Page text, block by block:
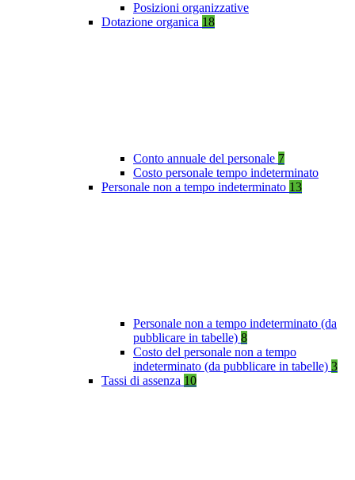
Posizioni organizzative
Dotazione organica 18
Conto annuale del personale 7
Costo personale tempo indeterminato
Personale non a tempo indeterminato 13
Personale non a tempo indeterminato (da
pubblicare in tabelle) 8
Costo del personale non a tempo
indeterminato (da pubblicare in tabelle) 3
Tassi di assenza 10